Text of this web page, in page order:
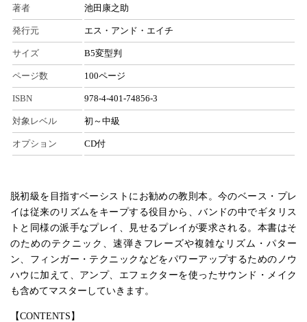
著者 池田康之助
発行元 エス・アンド・エイチ
サイズ B5変型判
ページ数 100ページ
ISBN 978-4-401-74856-3
対象レベル 初～中級
オプション CD付
脱初級を目指すベーシストにお勧めの教則本。今のベース・プレ
イは従来のリズムをキープする役目から、バンドの中でギタリス
トと同様の派手なプレイ、見せるプレイが要求される。本書はそ
のためのテクニック、速弾きフレーズや複雑なリズム・パター
ン、フィンガー・テクニックなどをパワーアップするためのノウ
ハウに加えて、アンプ、エフェクターを使ったサウンド・メイク
も含めてマスターしていきます。
【CONTENTS】